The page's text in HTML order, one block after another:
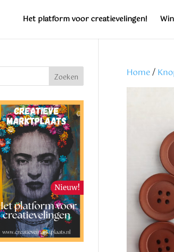
Het platform voor creatievelingen!
Home/
Zoeken